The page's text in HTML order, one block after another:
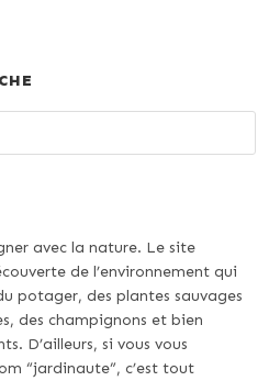
avec la nature. Le site
de l’environnement qui
potager, des plantes sauvages
des champignons et bien
D’ailleurs, si vous vous
“jardinaute”, c’est tout